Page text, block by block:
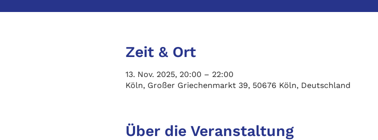
Zeit & Ort
13. Nov. 2025, 20:00 – 22:00
Köln, Großer Griechenmarkt 39, 50676 Köln, Deutschland
Über die Veranstaltung